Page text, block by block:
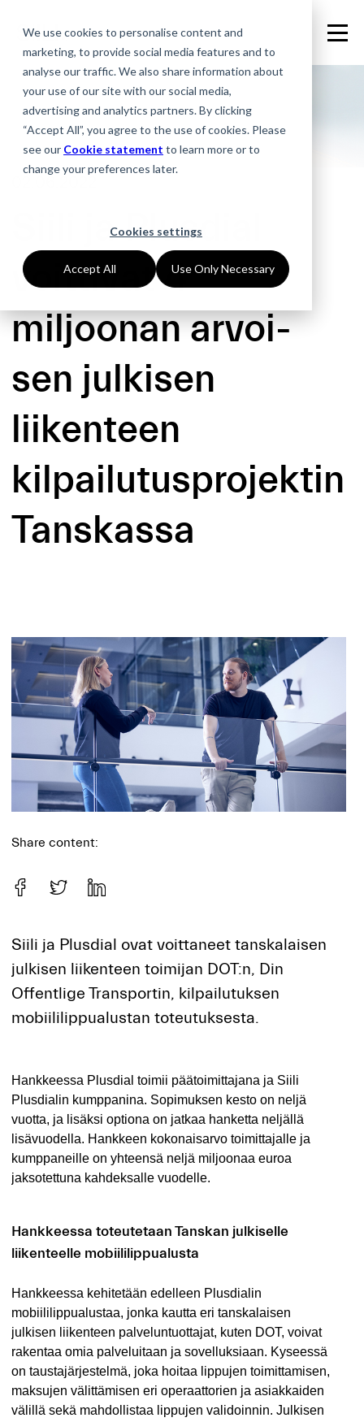
We use cookies to personalise content and
marketing, to provide social media features and to
analyse our traffic. We also share information about
your use of our site with our social media,
advertising and analytics partners. By clicking
“Accept All”, you agree to the use of cookies. Please
see our Cookie statement to learn more or to
change your preferences later.
Cookies settings
Accept All Use Only Necessary
Siili ja Plusdial
voittivat 4
miljoonan arvoi­­­­
sen julkisen
liikenteen
kilpailutusprojektin
Tanskassa
Share content:
Siili ja Plusdial ovat voittaneet tanskalaisen
julkisen liikenteen toimijan DOT:n, Din
Offentlige Transportin, kilpailutuksen
mobiililippualustan toteutuksesta.
Hankkeessa Plusdial toimii päätoimittajana ja Siili
Plusdialin kumppanina. Sopimuksen kesto on neljä
vuotta, ja lisäksi optiona on jatkaa hanketta neljällä
lisävuodella. Hankkeen kokonaisarvo toimittajalle ja
kumppaneille on yhteensä neljä miljoonaa euroa
jaksotettuna kahdeksalle vuodelle.
Hankkeessa toteutetaan Tanskan julkiselle
liikenteelle mobiililippualusta
Hankkeessa kehitetään edelleen Plusdialin
mobiililippualustaa, jonka kautta eri tanskalaisen
julkisen liikenteen palveluntuottajat, kuten DOT, voivat
rakentaa omia palveluitaan ja sovelluksiaan. Kyseessä
on taustajärjestelmä, joka hoitaa lippujen toimittamisen,
maksujen välittämisen eri operaattorien ja asiakkaiden
välillä sekä mahdollistaa lippujen validoinnin. Julkisen